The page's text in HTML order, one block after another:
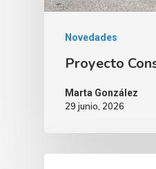
Novedades
Proyecto
Marta González
29 junio, 2026